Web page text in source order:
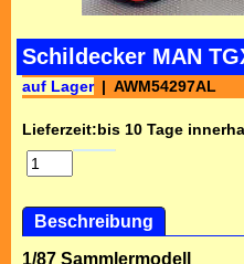
Schildecker MAN
auf Lager AWM54297AL
Lieferzeit:bis 10 Tage
Beschreibung
1/87 Sammlermodell